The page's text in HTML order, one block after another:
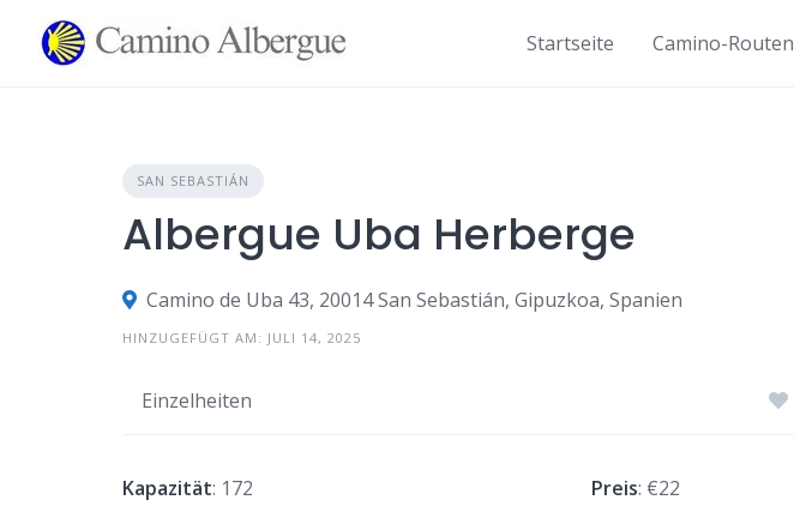
Inhalt
springen
Startseite Camino-Routen
SAN SEBASTIÁN
Albergue Uba Herberge
Camino de Uba 43, 20014 San Sebastián, Gipuzkoa, Spanien
HINZUGEFÜGT AM: JULI 14, 2025
Einzelheiten
Kapazität: 172 Preis: €22